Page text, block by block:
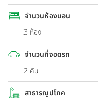
จำนวนห้องนอน
3 ห้อง
จำนวนที่จอดรถ
2 คัน
สาธารณูปโภค